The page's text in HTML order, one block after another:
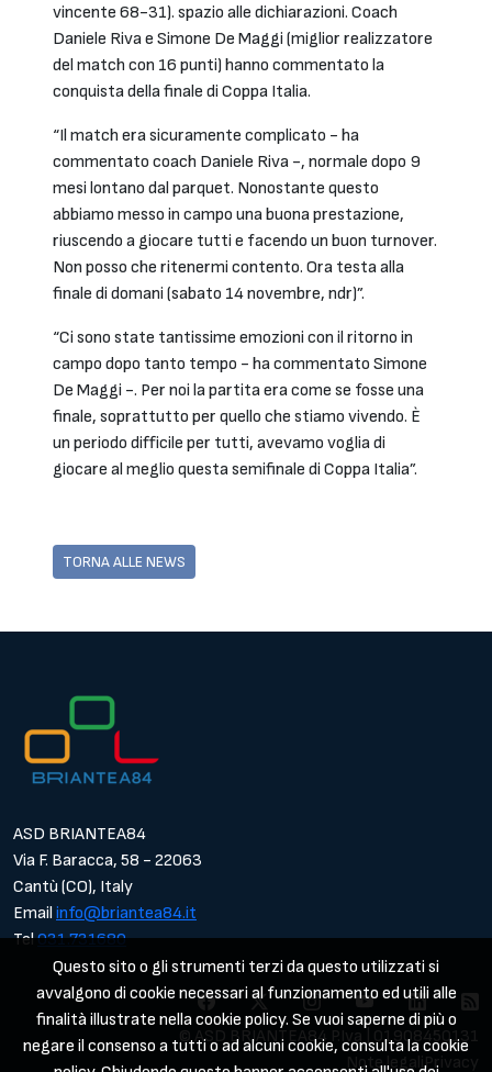
vincente 68-31). spazio alle dichiarazioni. Coach
Daniele Riva e Simone De Maggi (miglior realizzatore
del match con 16 punti) hanno commentato la
conquista della finale di Coppa Italia.
“Il match era sicuramente complicato - ha
commentato coach Daniele Riva -, normale dopo 9
mesi lontano dal parquet. Nonostante questo
abbiamo messo in campo una buona prestazione,
riuscendo a giocare tutti e facendo un buon turnover.
Non posso che ritenermi contento. Ora testa alla
finale di domani (sabato 14 novembre, ndr)”.
“Ci sono state tantissime emozioni con il ritorno in
campo dopo tanto tempo - ha commentato Simone
De Maggi -. Per noi la partita era come se fosse una
finale, soprattutto per quello che stiamo vivendo. È
un periodo difficile per tutti, avevamo voglia di
giocare al meglio questa semifinale di Coppa Italia”.
TORNA ALLE NEWS
ASD BRIANTEA84
Via F. Baracca, 58 - 22063
Cantù (CO), Italy
Email info@briantea84.it
Tel031.731680
© ASD BRIANTEA84 P.Iva | 01908450131
Note legali Privacy
Questo sito o gli strumenti terzi da questo utilizzati si
avvalgono di cookie necessari al funzionamento ed utili alle
finalità illustrate nella cookie policy. Se vuoi saperne di più o
negare il consenso a tutti o ad alcuni cookie, consulta la cookie